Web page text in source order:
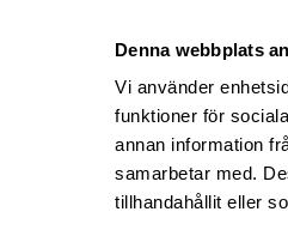
Denna webbplats
Vi använder
funktioner för
annan information
samarbetar med.
tillhandahållit eller
– till startsidan
/